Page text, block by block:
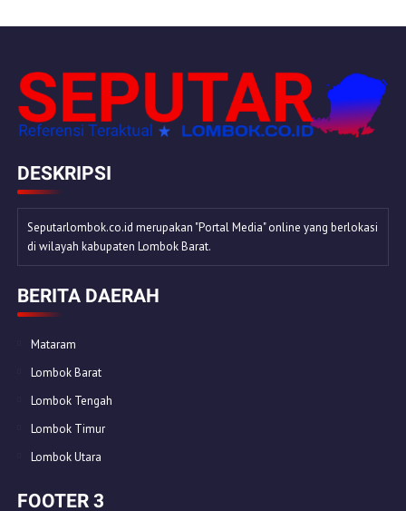
DESKRIPSI
Seputarlombok.co.id merupakan "Portal Media" online yang berlokasi
di wilayah kabupaten Lombok Barat.
BERITA DAERAH
Mataram
Lombok Barat
Lombok Tengah
Lombok Timur
Lombok Utara
FOOTER 3